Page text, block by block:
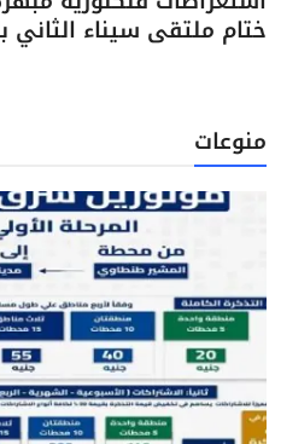
ختام ملتقى سيناء الثاني
منوعات